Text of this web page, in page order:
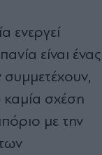
ενεργεί
είναι ένας
σχέση
με την